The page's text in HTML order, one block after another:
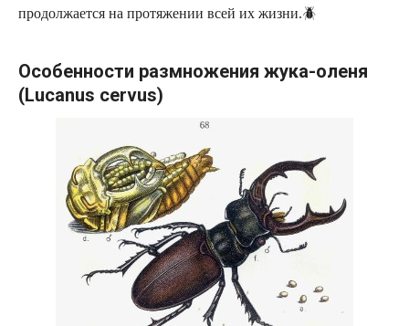
продолжается на протяжении всей их жизни.🪲
Особенности размножения жука-оленя
(Lucanus cervus)